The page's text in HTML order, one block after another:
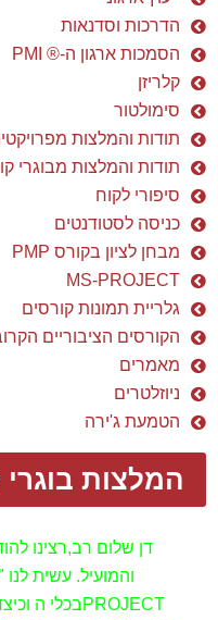
הדרכות וסדנאות
הסמכות ארגון ה-® PMI
קלריזן
סימולטור
תודות והמלצות
תודות והמלצות מבוגרי
סיפורי לקוח
כניסה לסטודנטים
מבחן לציון בקורס PMP
MS-PROJECT
גלריית תמונות קורסים
הקורסים הציבוריים
מאמרים
ניוזלטרים
הטמעת ג'ירה
המלצות בוגרי
דן שלום רב,רצינו
והמועיל.עשית
PROJECTבכלי ה